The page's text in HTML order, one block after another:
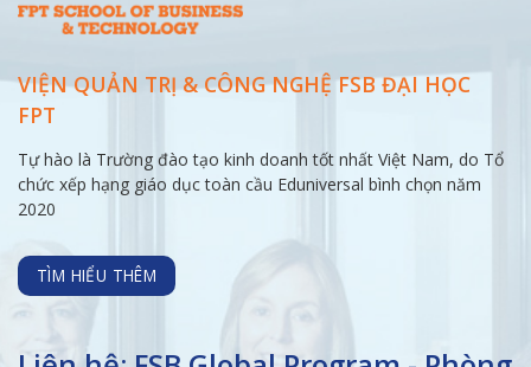
VIỆN QUẢN TRỊ & CÔNG NGHỆ FSB ĐẠI HỌC
FPT
Tự hào là Trường đào tạo kinh doanh tốt nhất Việt Nam, do Tổ
chức xếp hạng giáo dục toàn cầu Eduniversal bình chọn năm
2020
TÌM HIỂU THÊM